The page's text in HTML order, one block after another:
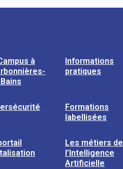
à
Informations
pratiques
Formations
labellisées
Les métiers de
l’Intelligence
Artificielle